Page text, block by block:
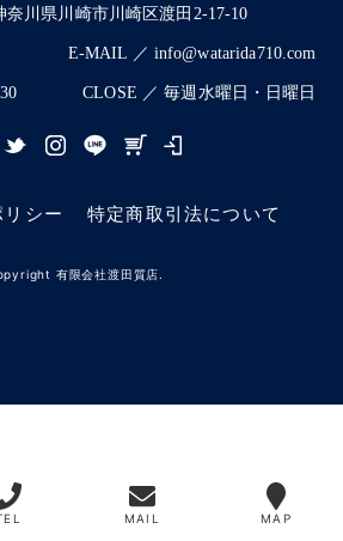
奈川県川崎市川崎区渡田2-17-10
E-MAIL ／ info@watarida710.com
CLOSE ／ 毎週水曜日・日曜日
シー 特定商取引法について
有限会社渡田質店.
MAIL MAP